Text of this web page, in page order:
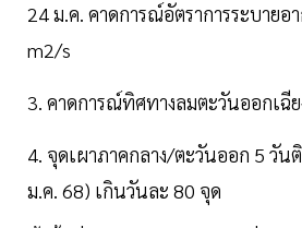
24 ม.ค. คาดการณ์อัตราการระบายอ
m2/s
3. คาดการณ์ทิศทางลมตะวันออกเฉี
4. จุดเผาภาคกลาง/ตะวันออก 5 วัน
ม.ค. 68) เกินวันละ 80 จุด